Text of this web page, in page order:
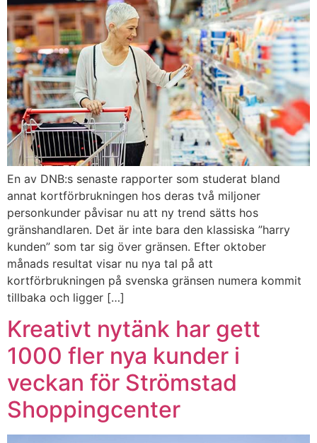
En av DNB:s senaste rapporter som studerat bland
annat kortförbrukningen hos deras två miljoner
personkunder påvisar nu att ny trend sätts hos
gränshandlaren. Det är inte bara den klassiska ”harry
kunden” som tar sig över gränsen. Efter oktober
månads resultat visar nu nya tal på att
kortförbrukningen på svenska gränsen numera kommit
tillbaka och ligger […]
Kreativt nytänk har gett
1000 fler nya kunder i
veckan för Strömstad
Shoppingcenter